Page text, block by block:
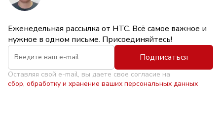
Еженедельная рассылка от НТС. Всё самое важное и
нужное в одном письме. Присоединяйтесь!
Подписаться
Оставляя свой e-mail, вы даете свое согласие на
сбор, обработку и хранение ваших персональных данных